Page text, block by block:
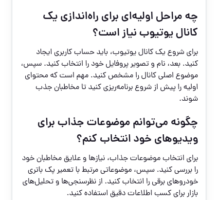
چه مراحل اولیه‌ای برای راه‌اندازی یک
کانال یوتیوب نیاز است؟
برای شروع یک کانال یوتیوب، باید حساب کاربری ایجاد
کنید. بعد، نام و تصویر پروفایل خود را انتخاب کنید. سپس،
موضوع اصلی کانال را مشخص کنید. مهم است که محتوای
اولیه را پیش از شروع برنامه‌ریزی کنید تا مخاطبان جذب
شوند.
چگونه می‌توانم موضوعات جذاب برای
ویدیوهای خود انتخاب کنم؟
برای انتخاب موضوعات جذاب، نیازها و علایق مخاطبان خود
را بررسی کنید. سپس، موضوعاتی مرتبط با تعمیر پک باتری
خودروهای برقی را انتخاب کنید. از نظرسنجی‌ها و تحلیل‌های
بازار برای کسب اطلاعات دقیق استفاده کنید.